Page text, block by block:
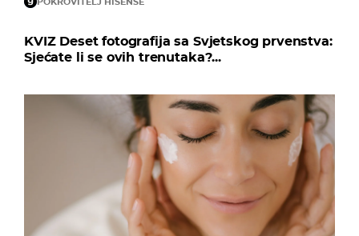
KVIZ Deset fotografija sa Svjetskog prvenstva:
Sjećate li se ovih trenutaka?...